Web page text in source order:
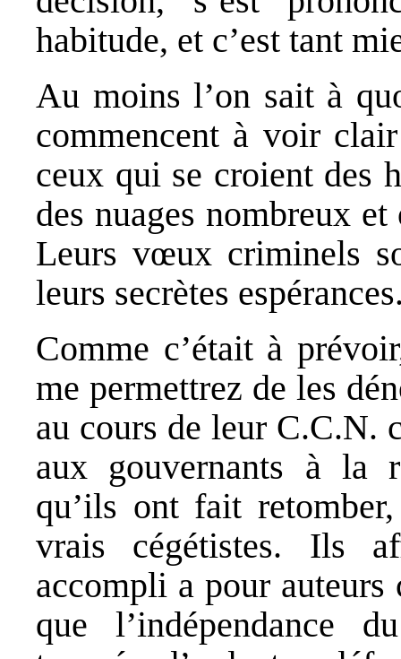
habitude, et c’est tant
Au moins l’on sait à
commencent à voir
ceux qui se croient des
des nuages nombreux
Leurs vœux criminels
leurs secrètes
Comme c’était à
me permettrez de les
au cours de leur C.C.N.
aux gouvernants à la
qu’ils ont fait
vrais cégétistes. Ils
accompli a pour
que l’indépendance